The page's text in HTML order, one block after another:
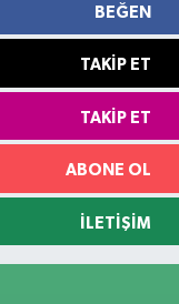
BEĞEN
TAKIP ET
TAKIP ET
ABONE OL
İLETIŞIM